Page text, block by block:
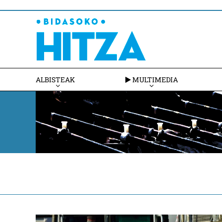
ALBISTEAK MULTIMEDIA